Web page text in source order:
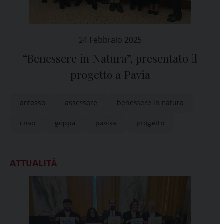
24 Febbraio 2025
“Benessere in Natura”, presentato il
progetto a Pavia
anfosso assessore benessere in natura
cnao goppa pavika progetto
ATTUALITÀ